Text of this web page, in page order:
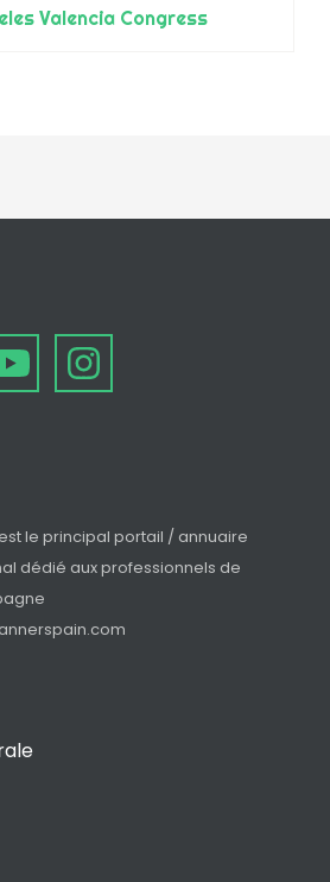
Valencia Congress
est le principal portail / annuaire
dédié aux professionnels de